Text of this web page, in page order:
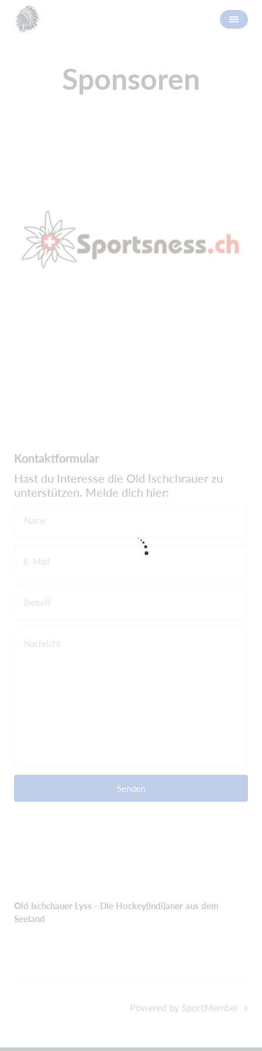
Sponsoren
Kontaktformular
Hast du Interesse die Old Ischchrauer zu
unterstützen. Melde dich hier:
Name
E-Mail
Betreff
Nachricht
Senden
Old Ischchauer Lyss - Die Hockey(indi)aner aus dem
Seeland
Powered by SportMember